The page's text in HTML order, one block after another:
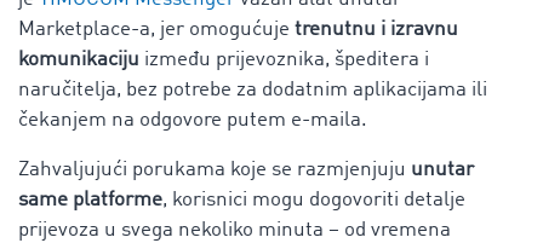
Marketplace-a, jer omogućuje trenutnu i izravnu
komunikaciju između prijevoznika, špeditera i
naručitelja, bez potrebe za dodatnim aplikacijama ili
čekanjem na odgovore putem e-maila.
Zahvaljujući porukama koje se razmjenjuju unutar
same platforme, korisnici mogu dogovoriti detalje
prijevoza u svega nekoliko minuta – od vremena